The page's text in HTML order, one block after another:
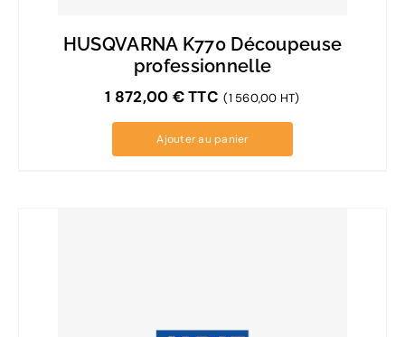
HUSQVARNA K770 Découpeuse
professionnelle
1 872,00 €TTC (1 560,00 HT)
Ajouter au panier